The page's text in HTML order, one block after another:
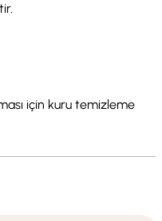
için kuru temizleme